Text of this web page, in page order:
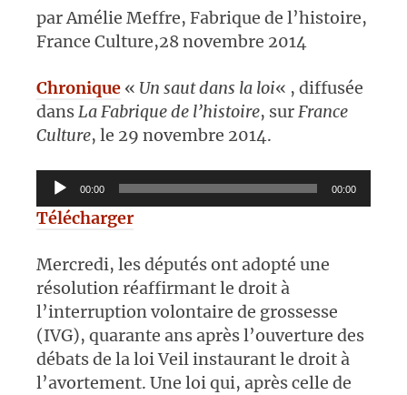
par Amélie Meffre, Fabrique de l’histoire,
France Culture,28 novembre 2014
Chronique « Un saut dans la loi« , diffusée
dansLa Fabrique de l’histoire, surFrance
Culture, le 29 novembre 2014.
Lecteur
audio
00:00 00:00
Télécharger
Mercredi, les députés ont adopté une
résolution réaffirmant le droit à
l’interruption volontaire de grossesse
(IVG), quarante ans après l’ouverture des
débats de la loi Veil instaurant le droit à
l’avortement. Une loi qui, après celle de